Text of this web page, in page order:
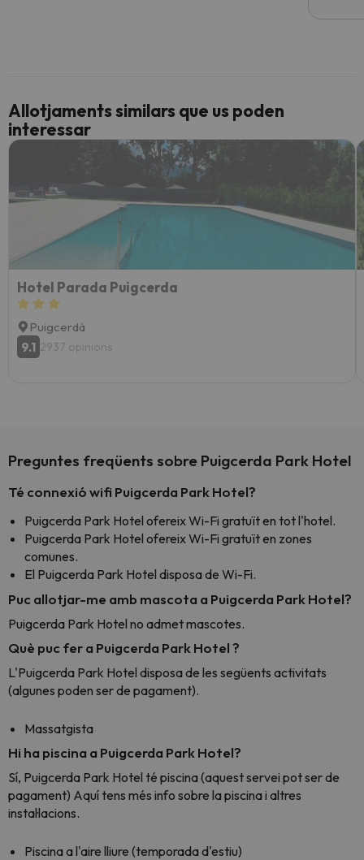
Allotjaments similars que us poden
interessar
Hotel Parada Puigcerda
Puigcerdà
9.1 2937 opinions
Preguntes freqüents sobre Puigcerda Park Hotel
Té connexió wifi Puigcerda Park Hotel?
Puigcerda Park Hotel ofereix Wi-Fi gratuït en tot l'hotel.
Puigcerda Park Hotel ofereix Wi-Fi gratuït en zones
comunes.
El Puigcerda Park Hotel disposa de Wi-Fi.
Puc allotjar-me amb mascota a Puigcerda Park Hotel?
Puigcerda Park Hotel no admet mascotes.
Què puc fer a Puigcerda Park Hotel ?
L'Puigcerda Park Hotel disposa de les següents activitats
(algunes poden ser de pagament).
Massatgista
Hi ha piscina a Puigcerda Park Hotel?
Sí, Puigcerda Park Hotel té piscina (aquest servei pot ser de
pagament) Aquí tens més info sobre la piscina i altres
instal·lacions.
Piscina a l'aire lliure (temporada d'estiu)